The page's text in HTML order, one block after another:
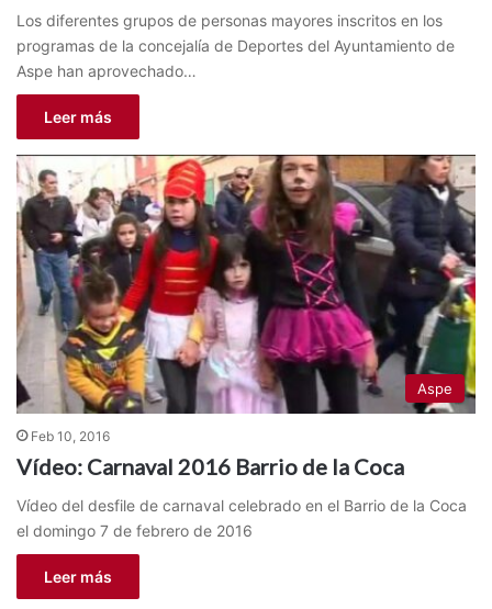
Los diferentes grupos de personas mayores inscritos en los
programas de la concejalía de Deportes del Ayuntamiento de
Aspe han aprovechado…
Leer más
Aspe
Feb 10, 2016
Vídeo: Carnaval 2016 Barrio de la Coca
Vídeo del desfile de carnaval celebrado en el Barrio de la Coca
el domingo 7 de febrero de 2016
Leer más